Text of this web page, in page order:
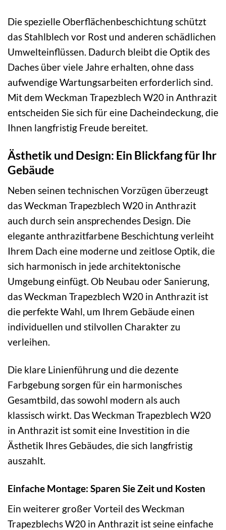
Die spezielle Oberflächenbeschichtung schützt
das Stahlblech vor Rost und anderen schädlichen
Umwelteinflüssen. Dadurch bleibt die Optik des
Daches über viele Jahre erhalten, ohne dass
aufwendige Wartungsarbeiten erforderlich sind.
Mit dem Weckman Trapezblech W20 in Anthrazit
entscheiden Sie sich für eine Dacheindeckung, die
Ihnen langfristig Freude bereitet.
Ästhetik und Design: Ein Blickfang für Ihr
Gebäude
Neben seinen technischen Vorzügen überzeugt
das Weckman Trapezblech W20 in Anthrazit
auch durch sein ansprechendes Design. Die
elegante anthrazitfarbene Beschichtung verleiht
Ihrem Dach eine moderne und zeitlose Optik, die
sich harmonisch in jede architektonische
Umgebung einfügt. Ob Neubau oder Sanierung,
das Weckman Trapezblech W20 in Anthrazit ist
die perfekte Wahl, um Ihrem Gebäude einen
individuellen und stilvollen Charakter zu
verleihen.
Die klare Linienführung und die dezente
Farbgebung sorgen für ein harmonisches
Gesamtbild, das sowohl modern als auch
klassisch wirkt. Das Weckman Trapezblech W20
in Anthrazit ist somit eine Investition in die
Ästhetik Ihres Gebäudes, die sich langfristig
auszahlt.
Einfache Montage: Sparen Sie Zeit und Kosten
Ein weiterer großer Vorteil des Weckman
Trapezblechs W20 in Anthrazit ist seine einfache